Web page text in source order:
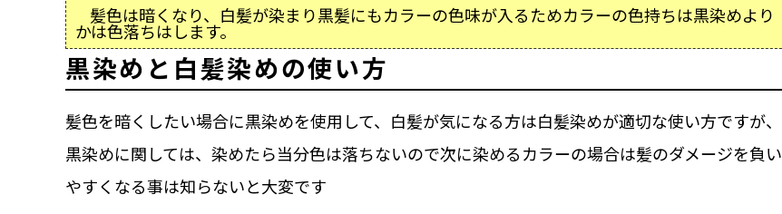
髪色は暗くなり、白髪が染まり黒髪にもカラーの色味が入るためカラーの色持ちは黒染めより
かは色落ちはします。
黒染めと白髪染めの使い方
髪色を暗くしたい場合に黒染めを使用して、白髪が気になる方は白髪染めが適切な使い方ですが、
黒染めに関しては、染めたら当分色は落ちないので次に染めるカラーの場合は髪のダメージを負い
やすくなる事は知らないと大変です